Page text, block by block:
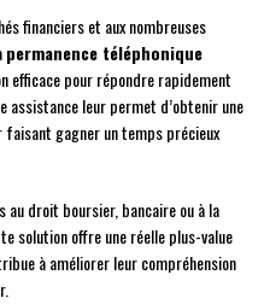
financiers et aux nombreuses
permanence téléphonique
efficace pour répondre rapidement
assistance leur permet d’obtenir une
gagner un temps précieux
au droit boursier, bancaire ou à la
solution offre une réelle plus-value
à améliorer leur compréhension